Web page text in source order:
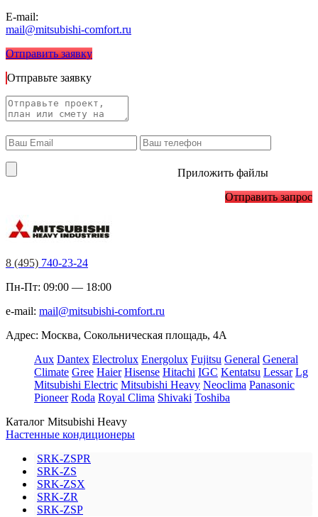
E-mail:
mail@mitsubishi-comfort.ru
Отправить заявку
Отправьте заявку
Приложить файлы
Отправить запрос
8 (495) 740-23-24
Пн-Пт: 09:00 — 18:00
e-mail: mail@mitsubishi-comfort.ru
Адрес: Москва, Сокольническая площадь, 4А
Aux Dantex Electrolux Energolux Fujitsu General General
Climate Gree Haier Hisense Hitachi IGC Kentatsu Lessar Lg
Mitsubishi Electric Mitsubishi Heavy Neoclima Panasonic
Pioneer Roda Royal Clima Shivaki Toshiba
Каталог Mitsubishi Heavy
Настенные кондиционеры
SRK-ZSPR
SRK-ZS
SRK-ZSX
SRK-ZR
SRK-ZSP